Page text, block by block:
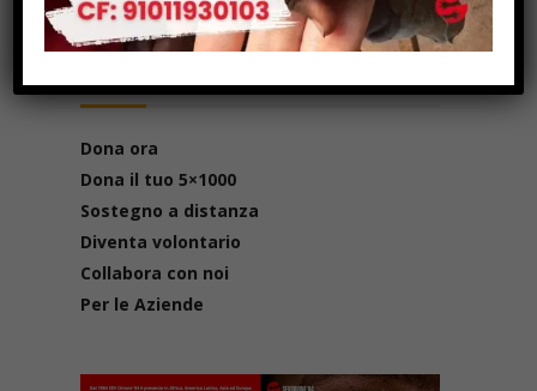
Il tuo contributo
Dona ora
Dona il tuo 5×1000
Sostegno a distanza
Diventa volontario
Collabora con noi
Per le Aziende